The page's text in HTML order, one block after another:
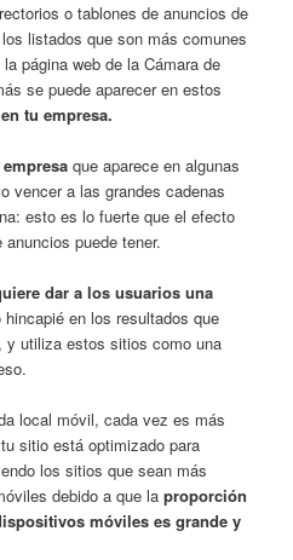
o tablones de anuncios de
listados que son más comunes
página web de la Cámara de
se puede aparecer en estos
tu empresa.
que aparece en algunas
vencer a las grandes cadenas
esto es lo fuerte que el efecto
puede tener.
dar a los usuarios una
hincapié en los resultados que
y utiliza estos sitios como una
local móvil, cada vez es más
sitio está optimizado para
los sitios que sean más
debido a que laproporción
móviles es grande y